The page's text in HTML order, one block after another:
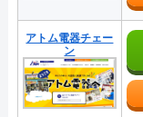
アトム電器チェー
ン